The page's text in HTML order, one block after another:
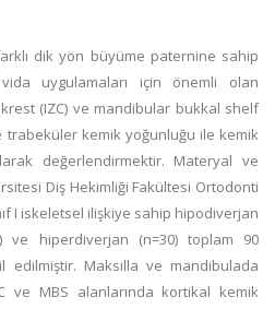
dik yön büyüme paternine sahip
uygulamaları için önemli olan
(IZC) ve mandibular bukkal shelf
trabeküler kemik yoğunluğu ile kemik
olarak değerlendirmektir. Materyal ve
Diş Hekimliği Fakültesi Ortodonti
I iskeletsel ilişkiye sahip hipodiverjan
ve hiperdiverjan (n=30) toplam 90
edilmiştir. Maksilla ve mandibulada
ve MBS alanlarında kortikal kemik